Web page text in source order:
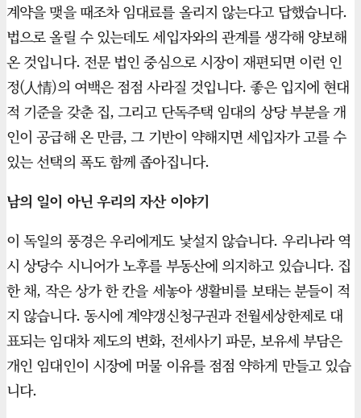
계약을 맺을 때조차 임대료를 올리지 않는다고 답했습니다.
법으로 올릴 수 있는데도 세입자와의 관계를 생각해 양보해
온 것입니다. 전문 법인 중심으로 시장이 재편되면 이런 인
정(人情)의 여백은 점점 사라질 것입니다. 좋은 입지에 현대
적 기준을 갖춘 집, 그리고 단독주택 임대의 상당 부분을 개
인이 공급해 온 만큼, 그 기반이 약해지면 세입자가 고를 수
있는 선택의 폭도 함께 좁아집니다.
남의 일이 아닌 우리의 자산 이야기
이 독일의 풍경은 우리에게도 낯설지 않습니다. 우리나라 역
시 상당수 시니어가 노후를 부동산에 의지하고 있습니다. 집
한 채, 작은 상가 한 칸을 세놓아 생활비를 보태는 분들이 적
지 않습니다. 동시에 계약갱신청구권과 전월세상한제로 대
표되는 임대차 제도의 변화, 전세사기 파문, 보유세 부담은
개인 임대인이 시장에 머물 이유를 점점 약하게 만들고 있습
니다.